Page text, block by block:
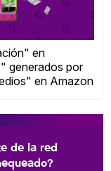
en
generados por
en Amazon
de la red